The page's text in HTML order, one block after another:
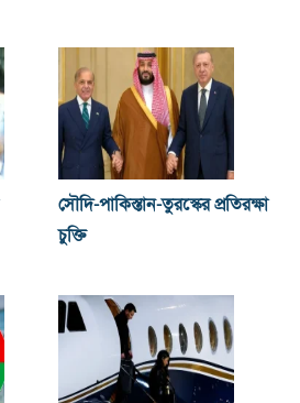
সৌদি-পাকিস্তান-তুরস্কের প্রতিরক্ষা
চুক্তি